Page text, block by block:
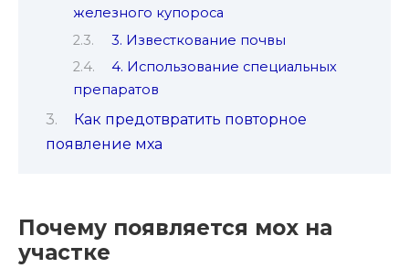
железного купороса
3. Известкование почвы
4. Использование специальных
препаратов
Как предотвратить повторное
появление мха
Почему появляется мох на
участке